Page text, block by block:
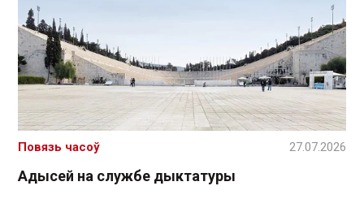
Адысей на службе дыктатуры
Повязь часоў 27.07.2026